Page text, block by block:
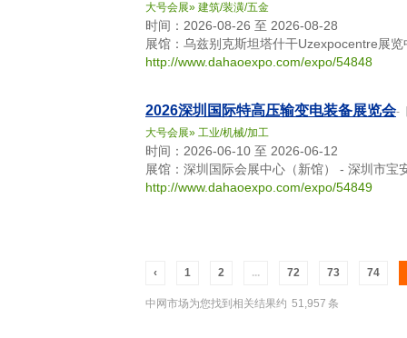
大号会展» 建筑/装潢/五金
时间：2026-08-26 至 2026-08-28
展馆：乌兹别克斯坦塔什干Uzexpocentre展
http://www.dahaoexpo.com/expo/54848
2026深圳国际特高压输变电装备展览会-
大号会展» 工业/机械/加工
时间：2026-06-10 至 2026-06-12
展馆：深圳国际会展中心（新馆） - 深圳市宝
http://www.dahaoexpo.com/expo/54849
‹ 1 2 ... 72 73 74
中网市场为您找到相关结果约 51,957 条